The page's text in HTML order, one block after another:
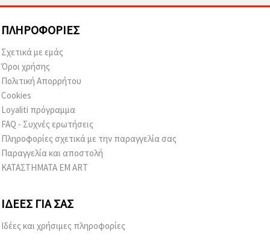
ΠΛΗΡΟΦΟΡΊΕΣ
Σχετικά με εμάς
Όροι χρήσης
Πολιτική Απορρήτου
Cookies
Loyaliti πρόγραμμα
FAQ - Συχνές ερωτήσεις
Πληροφορίες σχετικά με την παραγγελία σας
Παραγγελία και αποστολή
ΚΑΤΑΣΤΗΜΑΤΑ EM ART
ΙΔΈΕΣ ΓΙΑ ΣΑΣ
Ιδέες και χρήσιμες πληροφορίες